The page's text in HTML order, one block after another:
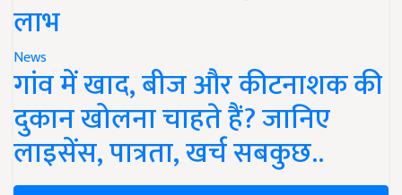
लाभ
News
गांव में खाद, बीज और कीटनाशक की
दुकान खोलना चाहते हैं? जानिए
लाइसेंस, पात्रता, खर्च सबकुछ..